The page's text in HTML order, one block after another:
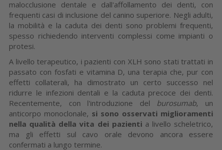
malocclusione dentale e dall'affollamento dei denti, con
frequenti casi di inclusione del canino superiore. Negli adulti,
la mobilità e la caduta dei denti sono problemi frequenti,
spesso richiedendo interventi complessi come impianti o
protesi.
A livello terapeutico, i pazienti con XLH sono stati trattati in
passato con fosfati e vitamina D, una terapia che, pur con
effetti collaterali, ha dimostrato un certo successo nel
ridurre le infezioni dentali e la caduta precoce dei denti.
Recentemente, con l'introduzione del burosumab, un
anticorpo monoclonale, si sono osservati miglioramenti
nella qualità della vita dei pazienti a livello scheletrico,
ma gli effetti sul cavo orale devono ancora essere
confermati a lungo termine.